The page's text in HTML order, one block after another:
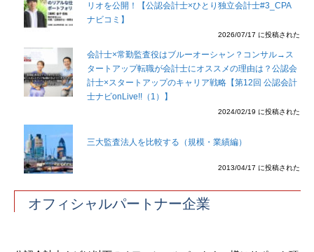
リオを公開！【公認会計士×ひとり独立会計士#3_CPA
ナビコミ】
2026/07/17 に投稿された
会計士×常勤監査役はブルーオーシャン？コンサル→ス
タートアップ転職が会計士にオススメの理由は？公認会
計士×スタートアップのキャリア戦略【第12回 公認会計
士ナビonLive!!（1）】
2024/02/19 に投稿された
三大監査法人を比較する（規模・業績編）
2013/04/17 に投稿された
オフィシャルパートナー企業